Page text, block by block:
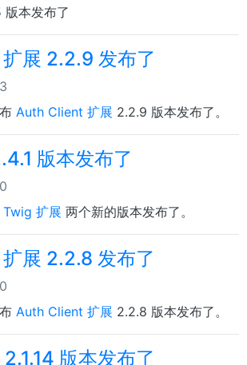
版本发布了
展 2.2.9 发布了
Auth Client 扩展 2.2.9 版本发布了。
版本发布了
Twig 扩展 两个新的版本发布了。
展 2.2.8 发布了
Auth Client 扩展 2.2.8 版本发布了。
版本发布了